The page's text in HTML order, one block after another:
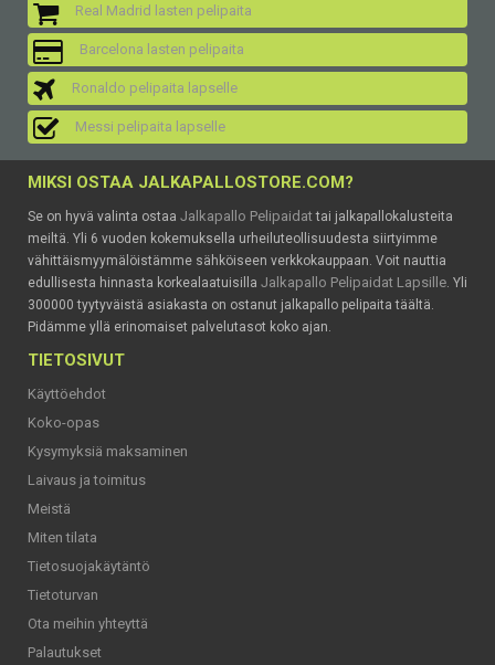
Real Madrid lasten pelipaita
Barcelona lasten pelipaita
Ronaldo pelipaita lapselle
Messi pelipaita lapselle
MIKSI OSTAA JALKAPALLOSTORE.COM?
Se on hyvä valinta ostaa Jalkapallo Pelipaidattai jalkapallokalusteita
meiltä. Yli 6 vuoden kokemuksella urheiluteollisuudesta siirtyimme
vähittäismyymälöistämme sähköiseen verkkokauppaan. Voit nauttia
edullisesta hinnasta korkealaatuisilla Jalkapallo Pelipaidat Lapsille . Yli
300000 tyytyväistä asiakasta on ostanut jalkapallo pelipaita täältä.
Pidämme yllä erinomaiset palvelutasot koko ajan.
TIETOSIVUT
Käyttöehdot
Koko-opas
Kysymyksiä maksaminen
Laivaus ja toimitus
Meistä
Miten tilata
Tietosuojakäytäntö
Tietoturvan
Ota meihin yhteyttä
Palautukset